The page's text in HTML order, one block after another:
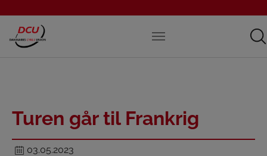
Turen går til Frankrig
03.05.2023